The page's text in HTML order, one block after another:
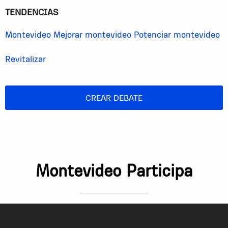
¿Cuánto tiempo debería durar, sin roturas, una
ciudadano o el contratista?
TENDENCIAS
Montevideo Mejorar montevideo Potenciar montevideo
Revitalizar
CREAR DEBATE
Montevideo Participa